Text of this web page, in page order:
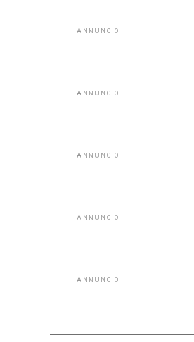
ANNUNCIO
ANNUNCIO
ANNUNCIO
ANNUNCIO
ANNUNCIO